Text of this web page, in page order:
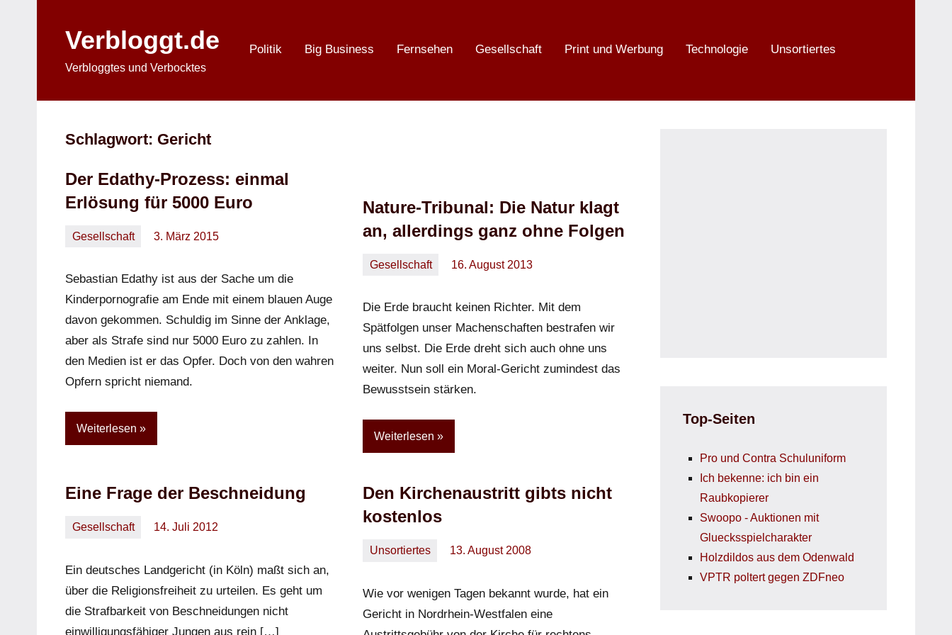
springenVerbloggt.de
Verbloggtes und Verbocktes
Politik Big Business Fernsehen Gesellschaft Print und Werbung Technologie Unsortiertes
Schlagwort: Gericht
Der Edathy-Prozess: einmal
Erlösung für 5000 Euro
Gesellschaft
3. März 2015
Sebastian Edathy ist aus der Sache um die
Kinderpornografie am Ende mit einem blauen Auge
davon gekommen. Schuldig im Sinne der Anklage,
aber als Strafe sind nur 5000 Euro zu zahlen. In
den Medien ist er das Opfer. Doch von den wahren
Opfern spricht niemand.
Weiterlesen
Nature-Tribunal: Die Natur klagt
an, allerdings ganz ohne Folgen
Gesellschaft
16. August 2013
Die Erde braucht keinen Richter. Mit dem
Spätfolgen unser Machenschaften bestrafen wir
uns selbst. Die Erde dreht sich auch ohne uns
weiter. Nun soll ein Moral-Gericht zumindest das
Bewusstsein stärken.
Weiterlesen
Eine Frage der Beschneidung
Gesellschaft
14. Juli 2012
Ein deutsches Landgericht (in Köln) maßt sich an,
über die Religionsfreiheit zu urteilen. Es geht um
die Strafbarkeit von Beschneidungen nicht
einwilligungsfähiger Jungen aus rein […]
Den Kirchenaustritt gibts nicht
kostenlos
Unsortiertes
13. August 2008
Wie vor wenigen Tagen bekannt wurde, hat ein
Gericht in Nordrhein-Westfalen eine
Top-Seiten
Pro und Contra Schuluniform
Ich bekenne: ich bin ein
Raubkopierer
Swoopo - Auktionen mit
Gluecksspielcharakter
Holzdildos aus dem Odenwald
VPTR poltert gegen ZDFneo